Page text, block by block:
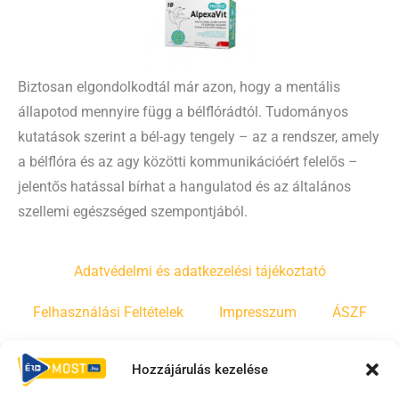
Hozzájárulás kezelése
Biztosan elgondolkodtál már azon, hogy a mentális
állapotod mennyire függ a bélflórádtól. Tudományos
kutatások szerint a bél-agy tengely – az a rendszer, amely
a bélflóra és az agy közötti kommunikációért felelős –
jelentős hatással bírhat a hangulatod és az általános
szellemi egészséged szempontjából.
Adatvédelmi és adatkezelési tájékoztató
Felhasználási Feltételek Impresszum ÁSZF
Irányelvek